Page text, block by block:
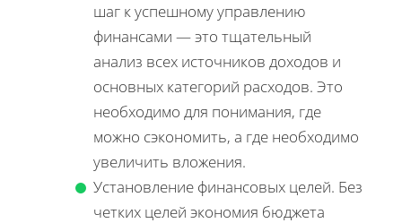
шаг к успешному управлению
финансами — это тщательный
анализ всех источников доходов и
основных категорий расходов. Это
необходимо для понимания, где
можно сэкономить, а где необходимо
увеличить вложения.
Установление финансовых целей. Без
четких целей экономия бюджета